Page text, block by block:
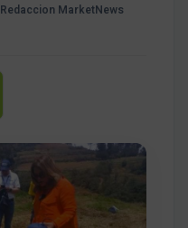
Redaccion MarketNews